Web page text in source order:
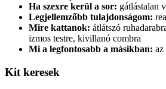
Ha szexre kerül a sor: gátlástalan
Legjellemzőbb tulajdonságom:
Mire kattanok: átlátszó
izmos testre, kivillanó combra
Mi a legfontosabb a másikban: az
Kit keresek